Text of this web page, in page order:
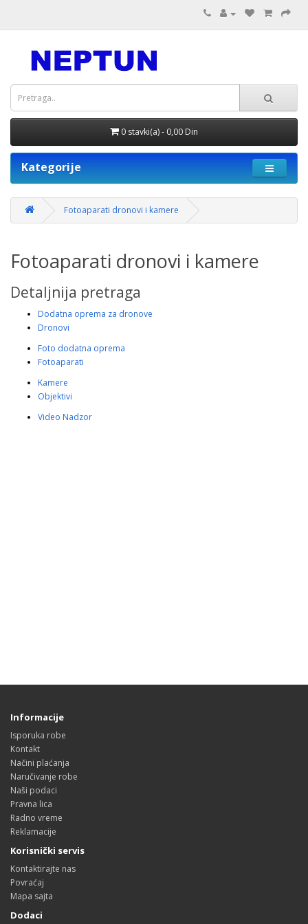
0 stavki(a) - 0,00 Din
Kategorije
Fotoaparati dronovi i kamere
Fotoaparati dronovi i kamere
Detaljnija pretraga
Dodatna oprema za dronove
Dronovi
Foto dodatna oprema
Fotoaparati
Kamere
Objektivi
Video Nadzor
Informacije
Isporuka robe
Kontakt
Načini plaćanja
Naručivanje robe
Naši podaci
Pravna lica
Radno vreme
Reklamacije
Korisnički servis
Kontaktirajte nas
Povraćaj
Mapa sajta
Dodaci